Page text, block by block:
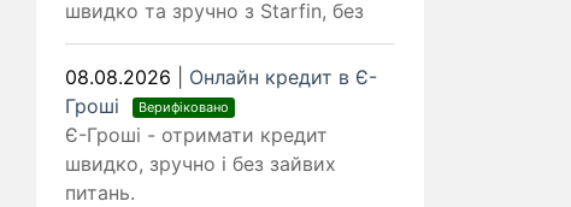
швидко та зручно з Starfin, без
08.08.2026
Онлайн кредит в Є-
Гроші
Верифіковано
Є-Гроші - отримати кредит
швидко, зручно і без зайвих
питань.